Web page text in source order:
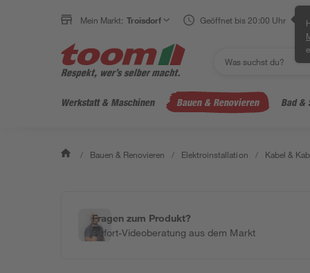
Mein Markt: Troisdorf Geöffnet bis 20:00 Uhr
Werkstatt & Maschinen Bauen & Renovieren Bad &
/ Bauen & Renovieren / Elektroinstallation / Kabel &
Fragen zum Produkt?
Sofort-Videoberatung aus dem Markt